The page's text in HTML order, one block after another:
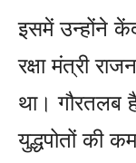
इसमें उन्होंने
रक्षा मंत्री
था। गौरतलब
युद्धपोतों की